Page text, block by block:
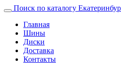
Поиск по каталогу
Главная
Шины
Диски
Доставка
Контакты